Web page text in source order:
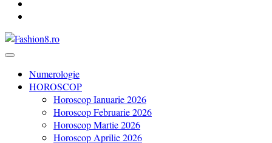
Fashion8.ro ❤️
Revista Fashion8.ro locul unde gasesti ce e nou: horoscop,
Numerologie
HOROSCOP
Horoscop Ianuarie 2026
Horoscop Februarie 2026
Horoscop Martie 2026
Horoscop Aprilie 2026